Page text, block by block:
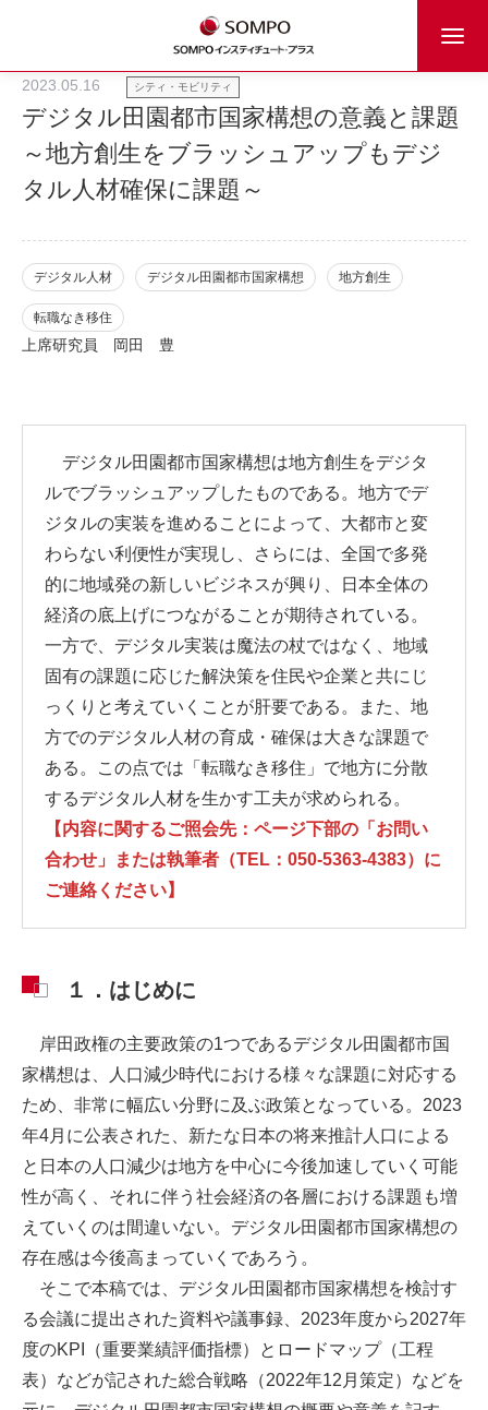
2023.05.16 シティ・モビリティ
デジタル田園都市国家構想の意義と課題
～地方創生をブラッシュアップもデジ
タル人材確保に課題～
デジタル人材 デジタル田園都市国家構想 地方創生
転職なき移住
上席研究員 岡田 豊
デジタル田園都市国家構想は地方創生をデジタ
ルでブラッシュアップしたものである。地方でデ
ジタルの実装を進めることによって、大都市と変
わらない利便性が実現し、さらには、全国で多発
的に地域発の新しいビジネスが興り、日本全体の
経済の底上げにつながることが期待されている。
一方で、デジタル実装は魔法の杖ではなく、地域
固有の課題に応じた解決策を住民や企業と共にじ
っくりと考えていくことが肝要である。また、地
方でのデジタル人材の育成・確保は大きな課題で
ある。この点では「転職なき移住」で地方に分散
するデジタル人材を生かす工夫が求められる。
【内容に関するご照会先：ページ下部の「お問い
合わせ」または執筆者（TEL：050-5363-4383）に
ご連絡ください】
１．はじめに
岸田政権の主要政策の1つであるデジタル田園都市国
家構想は、人口減少時代における様々な課題に対応する
ため、非常に幅広い分野に及ぶ政策となっている。2023
年4月に公表された、新たな日本の将来推計人口による
と日本の人口減少は地方を中心に今後加速していく可能
性が高く、それに伴う社会経済の各層における課題も増
えていくのは間違いない。デジタル田園都市国家構想の
存在感は今後高まっていくであろう。
そこで本稿では、デジタル田園都市国家構想を検討す
る会議に提出された資料や議事録、2023年度から2027年
度のKPI（重要業績評価指標）とロードマップ（工程
表）などが記された総合戦略（2022年12月策定）などを